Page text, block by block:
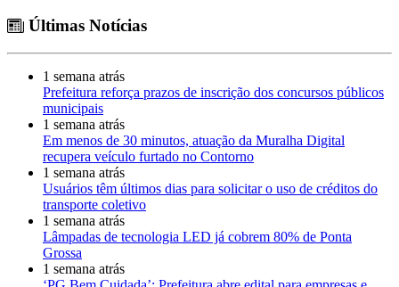
Últimas Notícias
1 semana atrás
Prefeitura reforça prazos de inscrição dos concursos públicos
municipais
1 semana atrás
Em menos de 30 minutos, atuação da Muralha Digital
recupera veículo furtado no Contorno
1 semana atrás
Usuários têm últimos dias para solicitar o uso de créditos do
transporte coletivo
1 semana atrás
Lâmpadas de tecnologia LED já cobrem 80% de Ponta
Grossa
1 semana atrás